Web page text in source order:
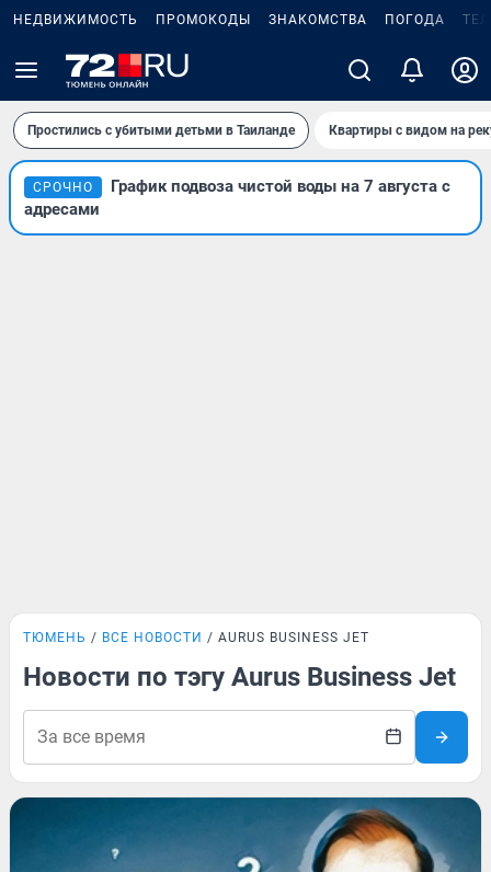
НЕДВИЖИМОСТЬ ПРОМОКОДЫ ЗНАКОМСТВА ПОГОДА
Простились с убитыми детьми в Таиланде Квартиры с видом на
СРОЧНО
График подвоза чистой воды на 7 августа с
адресами
ТЮМЕНЬ ВСЕ НОВОСТИ AURUS BUSINESS JET
Новости по тэгу Aurus Business Jet